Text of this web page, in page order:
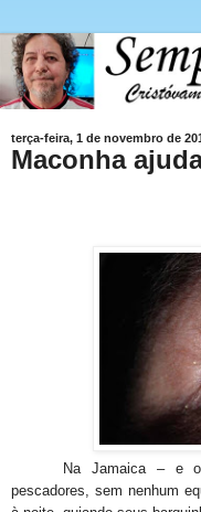
terça-feira, 1 de novembro de
Maconha
Na Jamaica – e
pescadores, sem nenhum